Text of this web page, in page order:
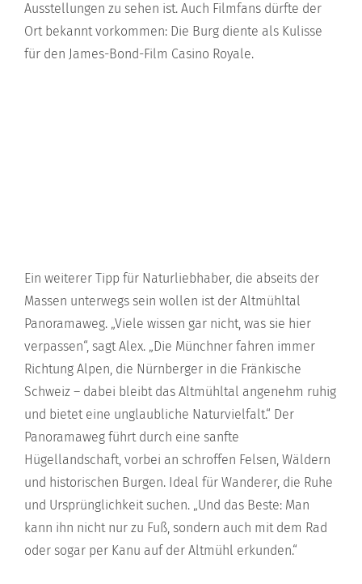
Ausstellungen zu sehen ist. Auch Filmfans dürfte der
Ort bekannt vorkommen: Die Burg diente als Kulisse
für den James-Bond-Film Casino Royale.
Ein weiterer Tipp für Naturliebhaber, die abseits der
Massen unterwegs sein wollen ist der Altmühltal
Panoramaweg. „Viele wissen gar nicht, was sie hier
verpassen“, sagt Alex. „Die Münchner fahren immer
Richtung Alpen, die Nürnberger in die Fränkische
Schweiz – dabei bleibt das Altmühltal angenehm ruhig
und bietet eine unglaubliche Naturvielfalt.“ Der
Panoramaweg führt durch eine sanfte
Hügellandschaft, vorbei an schroffen Felsen, Wäldern
und historischen Burgen. Ideal für Wanderer, die Ruhe
und Ursprünglichkeit suchen. „Und das Beste: Man
kann ihn nicht nur zu Fuß, sondern auch mit dem Rad
oder sogar per Kanu auf der Altmühl erkunden.“